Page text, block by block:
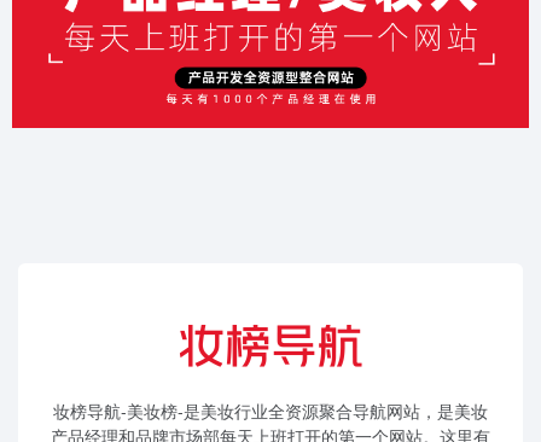
妆榜导航-美妆榜-是美妆行业全资源聚合导航网站，是美妆
产品经理和品牌市场部每天上班打开的第一个网站。这里有